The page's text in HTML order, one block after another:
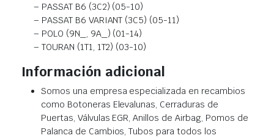
– PASSAT B6 (3C2) (05-10)
– PASSAT B6 VARIANT (3C5) (05-11)
– POLO (9N_, 9A_) (01-14)
– TOURAN (1T1, 1T2) (03-10)
Información adicional
Somos una empresa especializada en recambios
como Botoneras Elevalunas, Cerraduras de
Puertas, Válvulas EGR, Anillos de Airbag, Pomos de
Palanca de Cambios, Tubos para todos los